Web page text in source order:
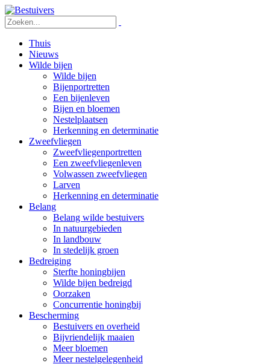
Thuis
Nieuws
Wilde bijen
Wilde bijen
Bijenportretten
Een bijenleven
Bijen en bloemen
Nestelplaatsen
Herkenning en determinatie
Zweefvliegen
Zweefvliegenportretten
Een zweefvliegenleven
Volwassen zweefvliegen
Larven
Herkenning en determinatie
Belang
Belang wilde bestuivers
In natuurgebieden
In landbouw
In stedelijk groen
Bedreiging
Sterfte honingbijen
Wilde bijen bedreigd
Oorzaken
Concurrentie honingbij
Bescherming
Bestuivers en overheid
Bijvriendelijk maaien
Meer bloemen
Meer nestelgelegenheid